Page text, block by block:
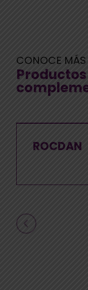
CONOCE MÁS
Productos
ROCDAN